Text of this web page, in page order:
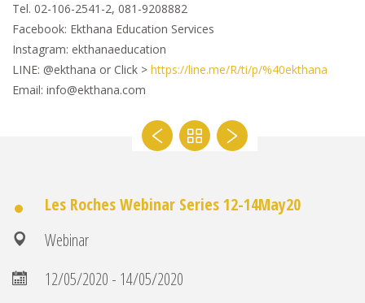
Tel. 02-106-2541-2, 081-9208882
Facebook: Ekthana Education Services
Instagram: ekthanaeducation
LINE: @ekthana or Click > https://line.me/R/ti/p/%40ekthana
Email: info@ekthana.com
Les Roches Webinar Series 12-14May20
Webinar
12/05/2020 - 14/05/2020